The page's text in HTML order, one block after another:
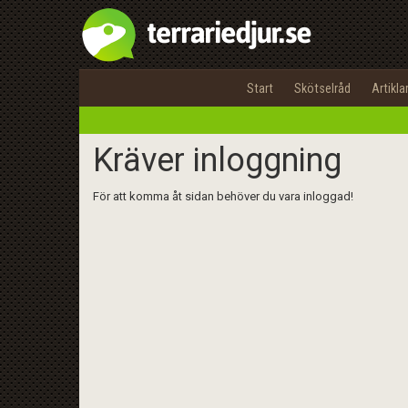
Start Skötselråd Artiklar
Kräver inloggning
För att komma åt sidan behöver du vara inloggad!